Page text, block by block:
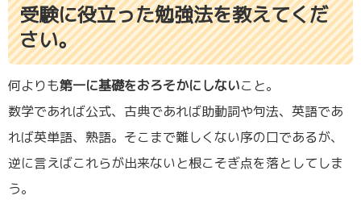
受験に役立った勉強法を教えてくだ
さい。
何よりも第一に基礎をおろそかにしないこと。
数学であれば公式、古典であれば助動詞や句法、英語であ
れば英単語、熟語。そこまで難しくない序の口であるが、
逆に言えばこれらが出来ないと根こそぎ点を落としてしま
う。